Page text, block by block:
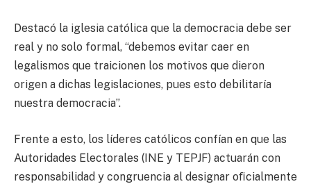
Destacó la iglesia católica que la democracia debe ser
real y no solo formal, “debemos evitar caer en
legalismos que traicionen los motivos que dieron
origen a dichas legislaciones, pues esto debilitaría
nuestra democracia”.
Frente a esto, los líderes católicos confían en que las
Autoridades Electorales (INE y TEPJF) actuarán con
responsabilidad y congruencia al designar oﬁcialmente